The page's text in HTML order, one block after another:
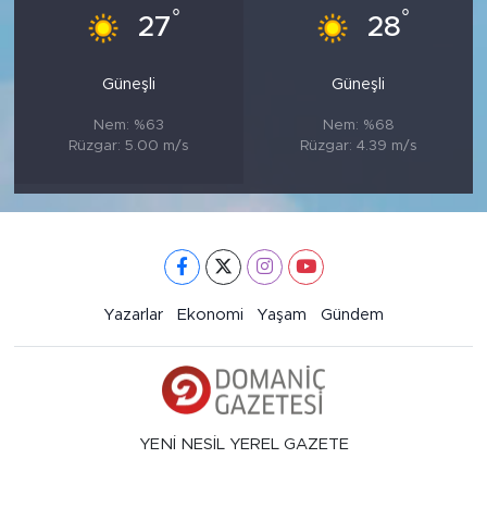
27°
Güneşli
Nem: %63
Rüzgar: 5.00 m/s
28°
Güneşli
Nem: %68
Rüzgar: 4.39 m/s
Yazarlar Ekonomi Yaşam Gündem
YENİ NESİL YEREL GAZETE